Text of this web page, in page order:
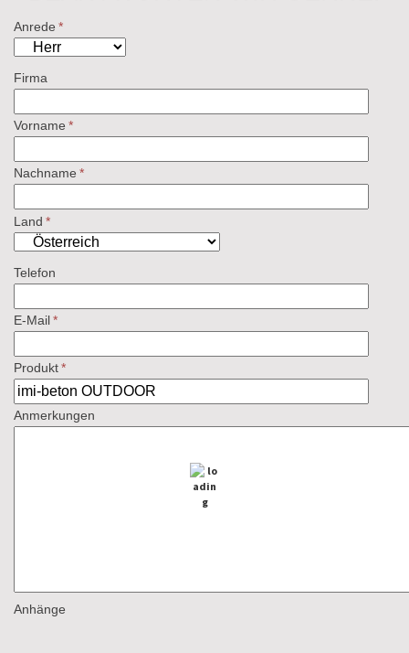
Anrede *
Firma
Vorname *
Nachname *
Land *
Telefon
E-Mail*
Produkt*
Anmerkungen
Anhänge